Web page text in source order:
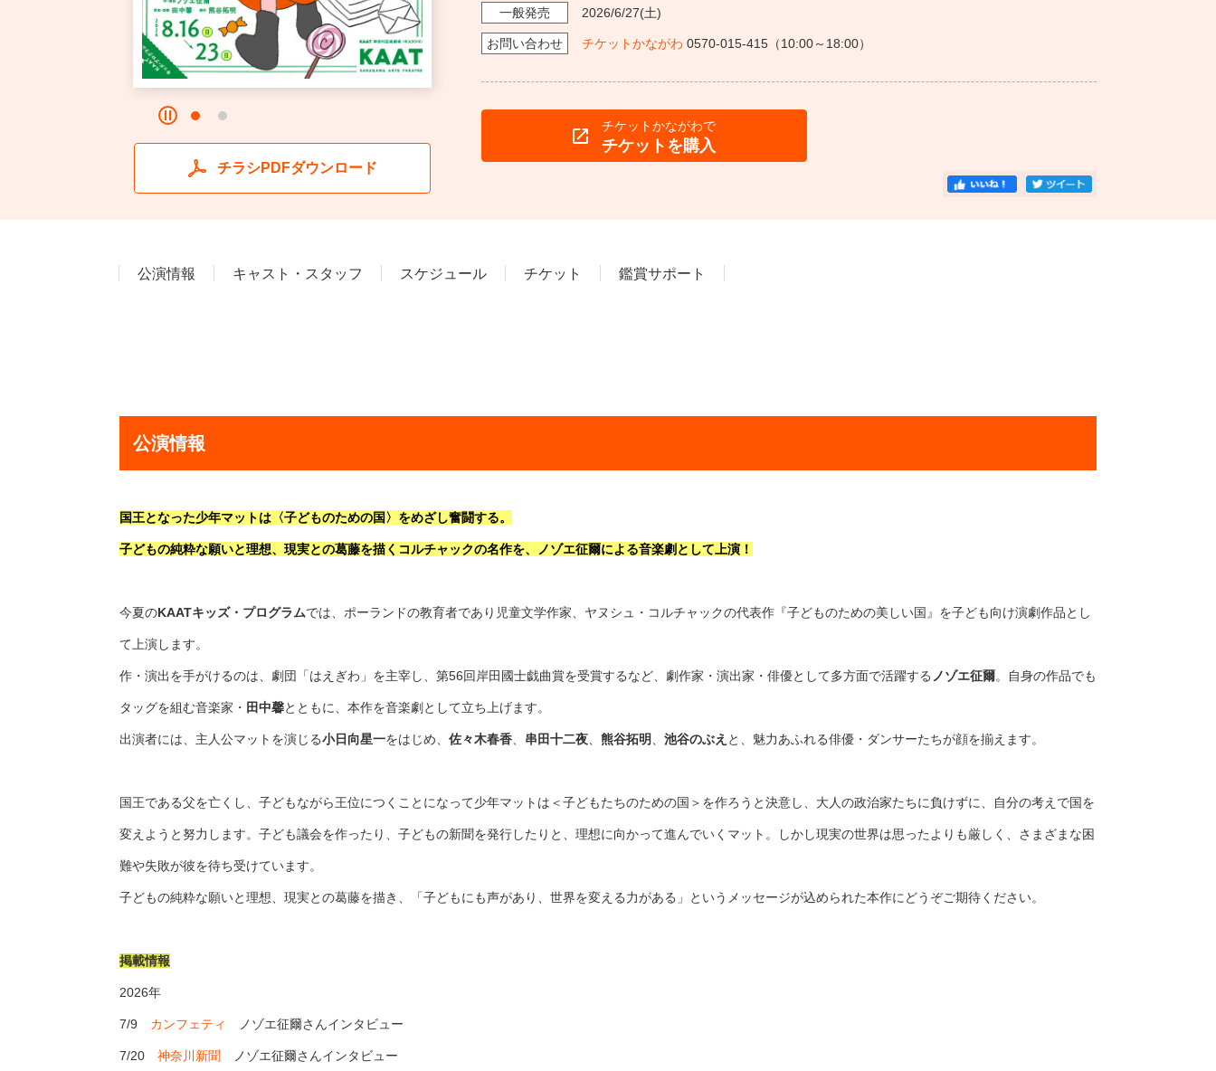
チラシPDFダウンロード
一般発売 2026/6/27(土)
お問い合わせ チケットかながわ 0570-015-415（10:00～18:00）
チケットかながわで
チケットを購入
公演情報 キャスト・スタッフ スケジュール チケット 鑑賞サポート
公演情報
国王となった少年マットは〈子どものための国〉をめざし奮闘する。
子どもの純粋な願いと理想、現実との葛藤を描くコルチャックの名作を、ノゾエ征爾による音楽劇として上演！
今夏のKAATキッズ・プログラムでは、ポーランドの教育者であり児童文学作家、ヤヌシュ・コルチャックの代表作『子どものための美しい国』を子ども向け演劇作品とし
て上演します。
作・演出を手がけるのは、劇団「はえぎわ」を主宰し、第56回岸田國士戯曲賞を受賞するなど、劇作家・演出家・俳優として多方面で活躍する ノゾエ征爾。自身の作品でも
タッグを組む音楽家・ 田中馨とともに、本作を音楽劇として立ち上げます。
出演者には、主人公マットを演じる小日向星一をはじめ、 佐々木春香、 串田十二夜、 熊谷拓明、 池谷のぶえ と、魅力あふれる俳優・ダンサーたちが顔を揃えます。
国王である父を亡くし、子どもながら王位につくことになって少年マットは＜子どもたちのための国＞を作ろうと決意し、大人の政治家たちに負けずに、自分の考えで国を
変えようと努力します。子ども議会を作ったり、子どもの新聞を発行したりと、理想に向かって進んでいくマット。しかし現実の世界は思ったよりも厳しく、さまざまな困
難や失敗が彼を待ち受けています。
子どもの純粋な願いと理想、現実との葛藤を描き、「子どもにも声があり、世界を変える力がある」というメッセージが込められた本作にどうぞご期待ください。
掲載情報
2026年
7/9 カンフェティ ノゾエ征爾さんインタビュー
7/20 神奈川新聞 ノゾエ征爾さんインタビュー